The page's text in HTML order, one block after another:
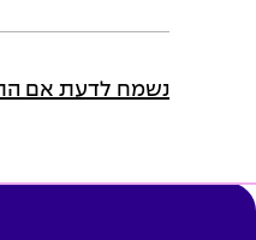
נשמח לדעת אם